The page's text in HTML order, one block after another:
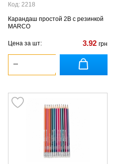
Код: 2218
Карандаш простой 2В с резинкой
MARCO
Цена за шт: 3.92 грн